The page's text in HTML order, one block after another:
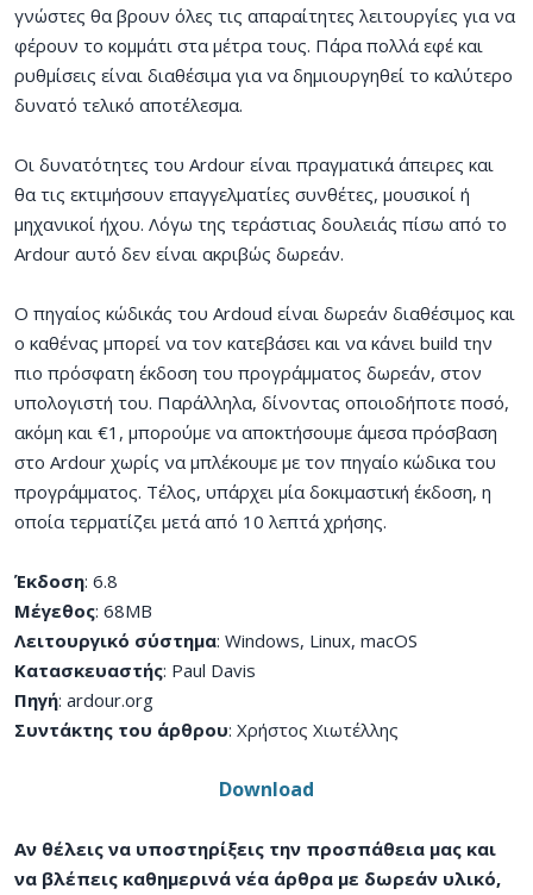
γνώστες θα βρουν όλες τις απαραίτητες λειτουργίες για να
φέρουν το κομμάτι στα μέτρα τους. Πάρα πολλά εφέ και
ρυθμίσεις είναι διαθέσιμα για να δημιουργηθεί το καλύτερο
δυνατό τελικό αποτέλεσμα.
Οι δυνατότητες του Ardour είναι πραγματικά άπειρες και
θα τις εκτιμήσουν επαγγελματίες συνθέτες, μουσικοί ή
μηχανικοί ήχου. Λόγω της τεράστιας δουλειάς πίσω από το
Ardour αυτό δεν είναι ακριβώς δωρεάν.
Ο πηγαίος κώδικάς του Ardoud είναι δωρεάν διαθέσιμος και
ο καθένας μπορεί να τον κατεβάσει και να κάνει build την
πιο πρόσφατη έκδοση του προγράμματος δωρεάν, στον
υπολογιστή του. Παράλληλα, δίνοντας οποιοδήποτε ποσό,
ακόμη και €1, μπορούμε να αποκτήσουμε άμεσα πρόσβαση
στο Ardour χωρίς να μπλέκουμε με τον πηγαίο κώδικα του
προγράμματος. Τέλος, υπάρχει μία δοκιμαστική έκδοση, η
οποία τερματίζει μετά από 10 λεπτά χρήσης.
Έκδοση: 6.8
Μέγεθος: 68MB
Λειτουργικό σύστημα: Windows, Linux, macOS
Κατασκευαστής: Paul Davis
Πηγή: ardour.org
Συντάκτης του άρθρου: Χρήστος Χιωτέλλης
Download
Αν θέλεις να υποστηρίξεις την προσπάθεια μας και
να βλέπεις καθημερινά νέα άρθρα με δωρεάν υλικό,